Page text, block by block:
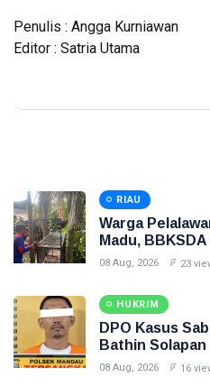
Penulis : Angga Kurniawan
Editor : Satria Utama
RIAU
Warga
Madu,
Jebak
08 Aug, 2026 23
HUKRIM
DPO Kasus
Bathin Solapan
08 Aug, 2026 16